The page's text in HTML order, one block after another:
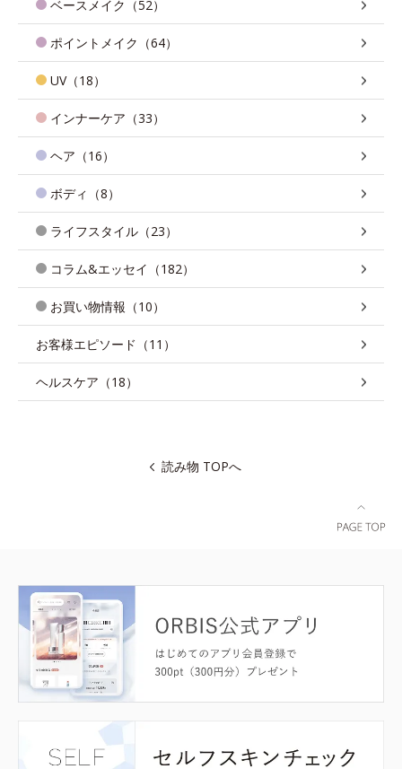
ベースメイク（52）
ポイントメイク（64）
UV（18）
インナーケア（33）
ヘア（16）
ボディ（8）
ライフスタイル（23）
コラム&エッセイ（182）
お買い物情報（10）
お客様エピソード（11）
ヘルスケア（18）
読み物 TOPへ